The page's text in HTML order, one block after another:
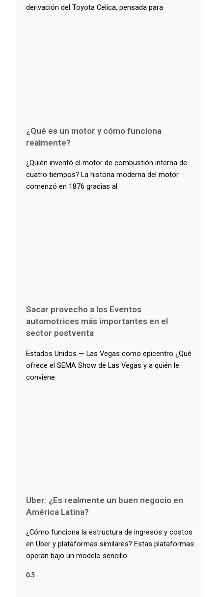
derivación del Toyota Celica, pensada para
¿Qué es un motor y cómo funciona
realmente?
¿Quién inventó el motor de combustión interna de
cuatro tiempos? La historia moderna del motor
comenzó en 1876 gracias al
Sacar provecho a los Eventos
automotrices más importantes en el
sector postventa
Estados Unidos — Las Vegas como epicentro ¿Qué
ofrece el SEMA Show de Las Vegas y a quién le
conviene
Uber: ¿Es realmente un buen negocio en
América Latina?
¿Cómo funciona la estructura de ingresos y costos
en Uber y plataformas similares? Estas plataformas
operan bajo un modelo sencillo: